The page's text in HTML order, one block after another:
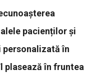
pacienților și
personalizată în
plasează în fruntea